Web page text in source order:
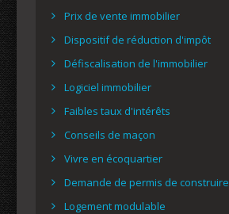
Prix de vente immobilier
Dispositif de réduction d'impôt
Défiscalisation de l'immobilier
Logiciel immobilier
Faibles taux d'intérêts
Conseils de maçon
Vivre en écoquartier
Demande de permis de construire
Logement modulable